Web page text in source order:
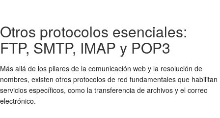
Otros protocolos esenciales:
FTP, SMTP, IMAP y POP3
Más allá de los pilares de la comunicación web y la resolución de
nombres, existen otros protocolos de red fundamentales que habilitan
servicios específicos, como la transferencia de archivos y el correo
electrónico.